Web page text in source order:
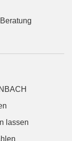
lassen